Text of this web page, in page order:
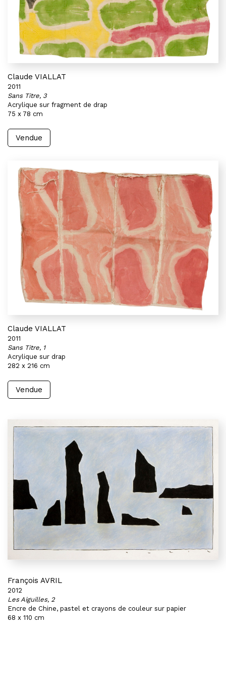
Claude VIALLAT
2011
Sans Titre, 3
Acrylique sur fragment de drap
75 x 78 cm
Vendue
Claude VIALLAT
2011
Sans Titre, 1
Acrylique sur drap
282 x 216 cm
Vendue
François AVRIL
2012
Les Aiguilles, 2
Encre de Chine, pastel et crayons de couleur sur papier
68 x 110 cm